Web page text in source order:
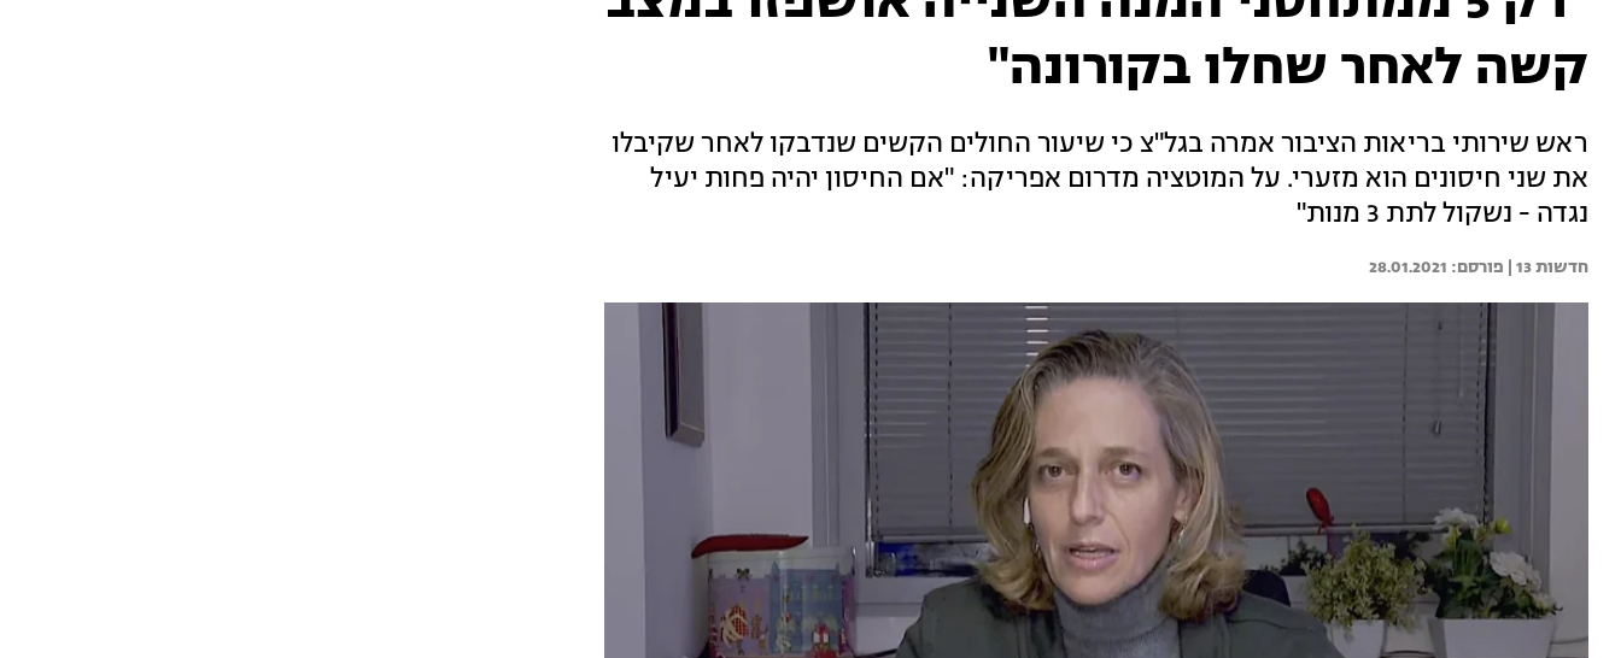
קשה לאחר שחלו בקורונה"
ראש שירותי בריאות הציבור אמרה בגל"צ כי שיעור החולים הקשים שנדבקו לאחר שקיבלו
את שני חיסונים הוא מזערי. על המוטציה מדרום אפריקה: "אם החיסון יהיה פחות יעיל
נגדה - נשקול לתת 3 מנות"
חדשות 13 | 28.01.2021